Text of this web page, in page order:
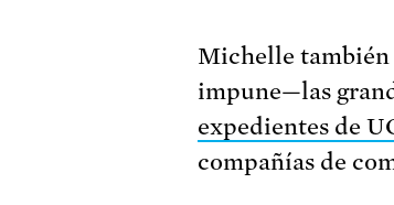
Michelle también
impune—las
expedientes de
compañías de